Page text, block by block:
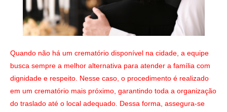
Quando não há um crematório disponível na cidade, a equipe
busca sempre a melhor alternativa para atender a família com
dignidade e respeito. Nesse caso, o procedimento é realizado
em um crematório mais próximo, garantindo toda a organização
do traslado até o local adequado. Dessa forma, assegura-se